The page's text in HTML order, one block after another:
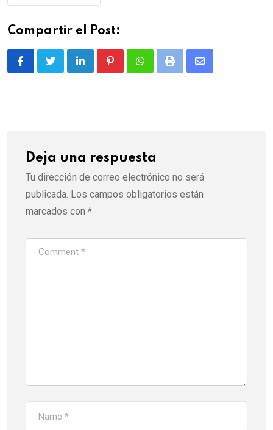
Compartir el Post:
LinkedIn PinterestWhatsappPrint
Share
Deja una respuesta
Tu dirección de correo electrónico no será
publicada. Los campos obligatorios están
marcados con *